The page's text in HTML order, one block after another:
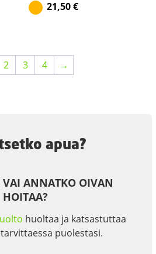
21,50€
2 3 4 →
apua?
VAI ANNATKO OIVAN
HOITAA?
huoltaa ja katsastuttaa
puolestasi.